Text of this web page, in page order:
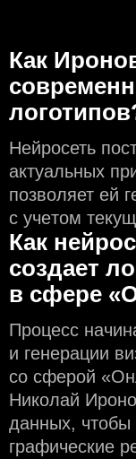
Как
Нейросеть
актуальных
позволяет ей
с учeтом
Как
создаeт
в сфере
Процесс
и генерации
со сферой
Николай
данных, чтобы
графические